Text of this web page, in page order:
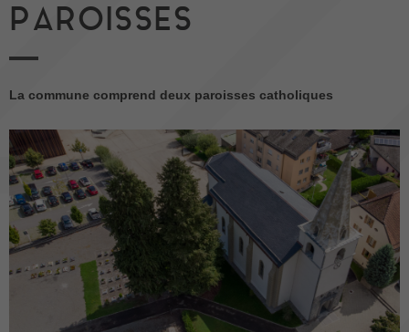
PAROISSES
La commune comprend deux paroisses catholiques